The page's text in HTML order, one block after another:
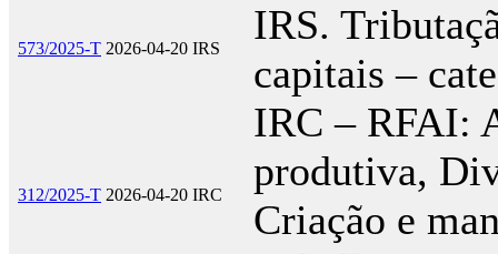
573/2025-T 2026-04-20 IRS
IRS.
capitais –
312/2025-T 2026-04-20 IRC
IRC – RFAI:
produtiva,
Criação e